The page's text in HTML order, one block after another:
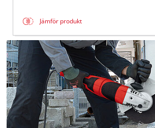
Jämför produkt